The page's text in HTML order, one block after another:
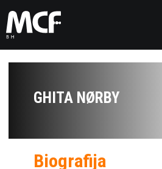
GHITA NØRBY
Biografija